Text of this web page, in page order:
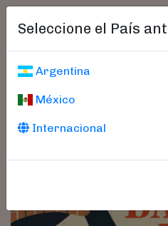
Seleccione el País
Argentina
México
Internacional